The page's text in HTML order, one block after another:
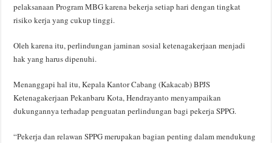
pelaksanaan Program MBG karena bekerja setiap hari dengan tingkat
risiko kerja yang cukup tinggi.
Oleh karena itu, perlindungan jaminan sosial ketenagakerjaan menjadi
hak yang harus dipenuhi.
Menanggapi hal itu, Kepala Kantor Cabang (Kakacab) BPJS
Ketenagakerjaan Pekanbaru Kota, Hendrayanto menyampaikan
dukungannya terhadap penguatan perlindungan bagi pekerja SPPG.
“Pekerja dan relawan SPPG merupakan bagian penting dalam mendukung